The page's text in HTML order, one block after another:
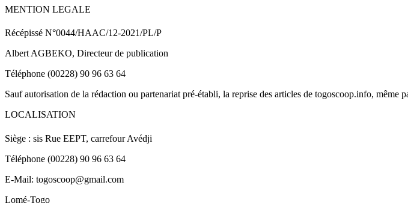
MENTION LEGALE
Récépissé N°0044/HAAC/12-2021/PL/P
Albert AGBEKO, Directeur de publication
Téléphone (00228) 90 96 63 64
Sauf autorisation de la rédaction ou partenariat pré-établi, la reprise des articles de togoscoop.info, même
LOCALISATION
Siège : sis Rue EEPT, carrefour Avédji
Téléphone (00228) 90 96 63 64
E-Mail: togoscoop@gmail.com
Lomé-Togo